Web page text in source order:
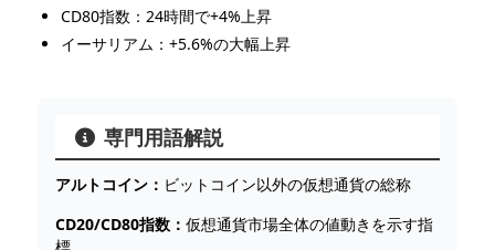
CD80指数：24時間で+4%上昇
イーサリアム：+5.6%の大幅上昇
専門用語解説
アルトコイン： ビットコイン以外の仮想通貨の総称
CD20/CD80指数： 仮想通貨市場全体の値動きを示す指